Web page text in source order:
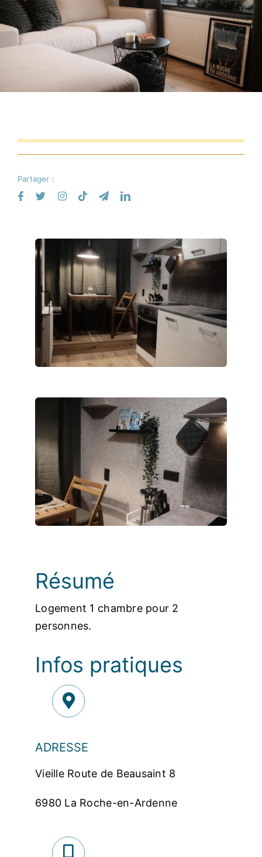
Commerces
Partager :
Résumé
Logement 1 chambre pour 2
personnes.
Infos pratiques
ADRESSE
Vieille Route de Beausaint 8
6980 La Roche-en-Ardenne